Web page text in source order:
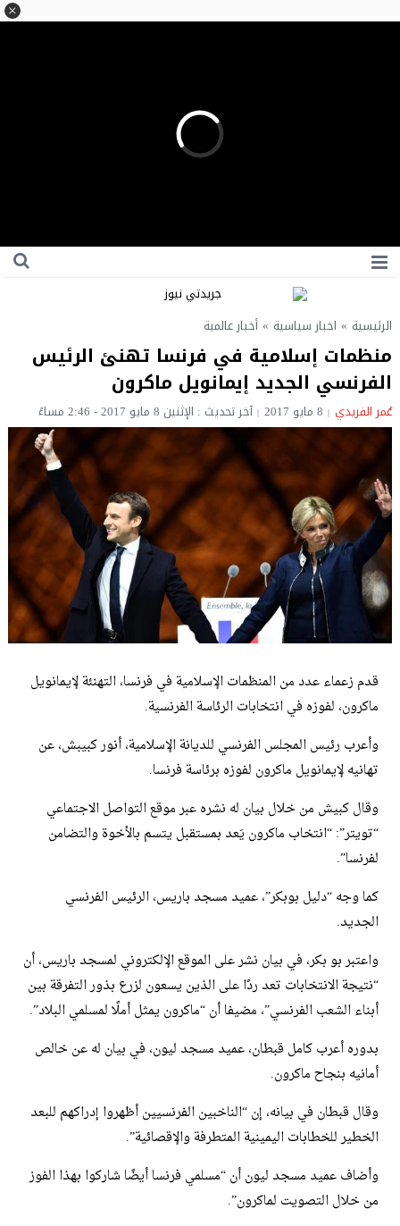
الرئيسية » اخبار سياسية » أخبار عالمية
منظمات إسلامية في فرنسا تهنئ الرئيس
الفرنسي الجديد إيمانويل ماكرون
عُمر الفريدي 8 مايو 2017 آخر تحديث : الإثنين 8 مايو 2017 - 2:46 مساءً
قدم زعماء عدد من المنظمات الإسلامية في فرنسا، التهنئة لإيمانويل
ماكرون، لفوزه في انتخابات الرئاسة الفرنسية.
وأعرب رئيس المجلس الفرنسي للديانة الإسلامية، أنور كبيبش، عن
تهانيه لإيمانويل ماكرون لفوزه برئاسة فرنسا.
وقال كبيش من خلال بيان له نشره عبر موقع التواصل الاجتماعي
“تويتر”: “انتخاب ماكرون يَعد بمستقبل يتسم بالأخوة والتضامن
لفرنسا”.
كما وجه “دليل بوبكر”، عميد مسجد باريس، الرئيس الفرنسي
الجديد.
واعتبر بو بكر، في بيان نشر على الموقع الإلكتروني لمسجد باريس، أن
“نتيجة الانتخابات تعد ردًا على الذين يسعون لزرع بذور التفرقة بين
أبناء الشعب الفرنسي”، مضيفا أن “ماكرون يمثل أملًا لمسلمي البلاد”.
بدوره أعرب كامل قبطان، عميد مسجد ليون، في بيان له عن خالص
أمانيه بنجاح ماكرون.
وقال قبطان في بيانه، إن “الناخبين الفرنسيين أظهروا إدراكهم للبعد
الخطير للخطابات اليمينية المتطرفة والإقصائية”.
وأضاف عميد مسجد ليون أن “مسلمي فرنسا أيضًا شاركوا بهذا الفوز
من خلال التصويت لماكرون”.